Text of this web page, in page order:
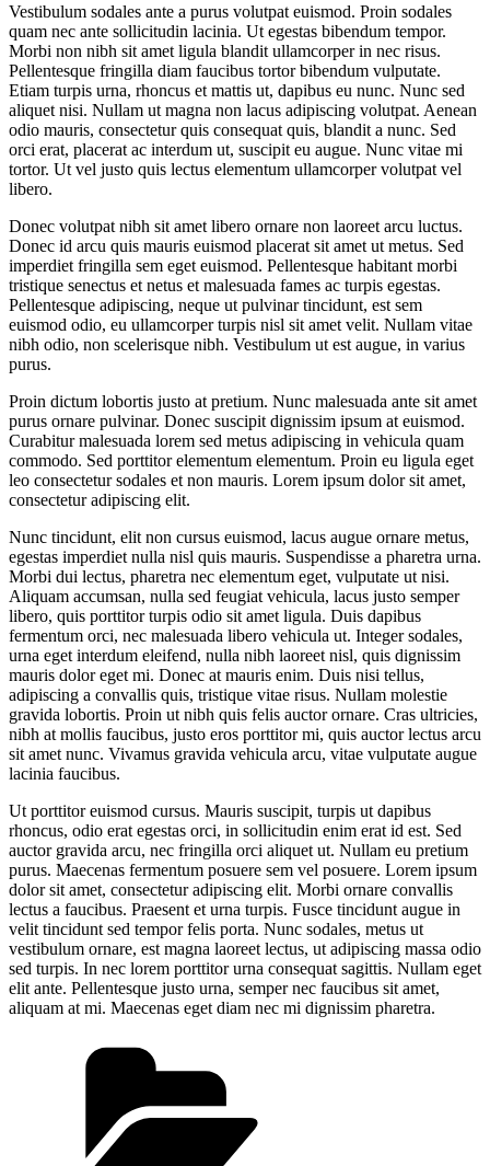
Vestibulum sodales ante a purus volutpat euismod. Proin sodales
quam nec ante sollicitudin lacinia. Ut egestas bibendum tempor.
Morbi non nibh sit amet ligula blandit ullamcorper in nec risus.
Pellentesque fringilla diam faucibus tortor bibendum vulputate.
Etiam turpis urna, rhoncus et mattis ut, dapibus eu nunc. Nunc sed
aliquet nisi. Nullam ut magna non lacus adipiscing volutpat. Aenean
odio mauris, consectetur quis consequat quis, blandit a nunc. Sed
orci erat, placerat ac interdum ut, suscipit eu augue. Nunc vitae mi
tortor. Ut vel justo quis lectus elementum ullamcorper volutpat vel
libero.
Donec volutpat nibh sit amet libero ornare non laoreet arcu luctus.
Donec id arcu quis mauris euismod placerat sit amet ut metus. Sed
imperdiet fringilla sem eget euismod. Pellentesque habitant morbi
tristique senectus et netus et malesuada fames ac turpis egestas.
Pellentesque adipiscing, neque ut pulvinar tincidunt, est sem
euismod odio, eu ullamcorper turpis nisl sit amet velit. Nullam vitae
nibh odio, non scelerisque nibh. Vestibulum ut est augue, in varius
purus.
Proin dictum lobortis justo at pretium. Nunc malesuada ante sit amet
purus ornare pulvinar. Donec suscipit dignissim ipsum at euismod.
Curabitur malesuada lorem sed metus adipiscing in vehicula quam
commodo. Sed porttitor elementum elementum. Proin eu ligula eget
leo consectetur sodales et non mauris. Lorem ipsum dolor sit amet,
consectetur adipiscing elit.
Nunc tincidunt, elit non cursus euismod, lacus augue ornare metus,
egestas imperdiet nulla nisl quis mauris. Suspendisse a pharetra urna.
Morbi dui lectus, pharetra nec elementum eget, vulputate ut nisi.
Aliquam accumsan, nulla sed feugiat vehicula, lacus justo semper
libero, quis porttitor turpis odio sit amet ligula. Duis dapibus
fermentum orci, nec malesuada libero vehicula ut. Integer sodales,
urna eget interdum eleifend, nulla nibh laoreet nisl, quis dignissim
mauris dolor eget mi. Donec at mauris enim. Duis nisi tellus,
adipiscing a convallis quis, tristique vitae risus. Nullam molestie
gravida lobortis. Proin ut nibh quis felis auctor ornare. Cras ultricies,
nibh at mollis faucibus, justo eros porttitor mi, quis auctor lectus arcu
sit amet nunc. Vivamus gravida vehicula arcu, vitae vulputate augue
lacinia faucibus.
Ut porttitor euismod cursus. Mauris suscipit, turpis ut dapibus
rhoncus, odio erat egestas orci, in sollicitudin enim erat id est. Sed
auctor gravida arcu, nec fringilla orci aliquet ut. Nullam eu pretium
purus. Maecenas fermentum posuere sem vel posuere. Lorem ipsum
dolor sit amet, consectetur adipiscing elit. Morbi ornare convallis
lectus a faucibus. Praesent et urna turpis. Fusce tincidunt augue in
velit tincidunt sed tempor felis porta. Nunc sodales, metus ut
vestibulum ornare, est magna laoreet lectus, ut adipiscing massa odio
sed turpis. In nec lorem porttitor urna consequat sagittis. Nullam eget
elit ante. Pellentesque justo urna, semper nec faucibus sit amet,
aliquam at mi. Maecenas eget diam nec mi dignissim pharetra.